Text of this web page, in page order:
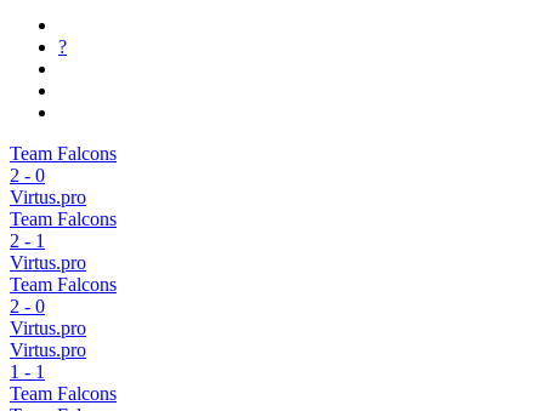
?
Team Falcons
2 - 0
Virtus.pro
Team Falcons
2 - 1
Virtus.pro
Team Falcons
2 - 0
Virtus.pro
Virtus.pro
1 - 1
Team Falcons